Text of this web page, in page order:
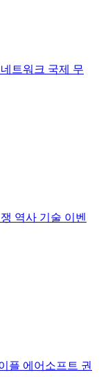
트워크 국제 무
역사 기술 이벤
플 에어소프트 권